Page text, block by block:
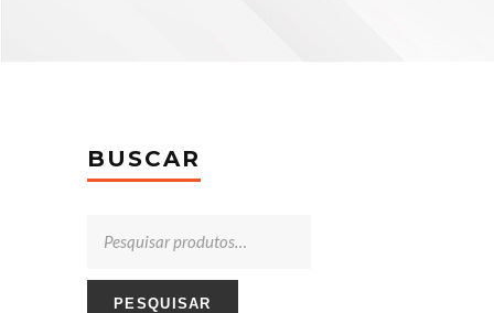
BUSCAR
PESQUISAR